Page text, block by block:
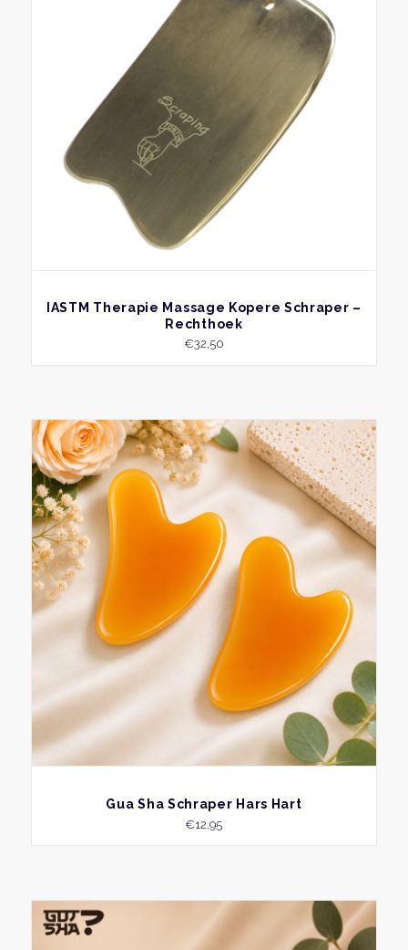
BEKIJK
IASTM Therapie Massage Kopere Schraper –
Rechthoek
€32,50
BEKIJK
Gua Sha Schraper Hars Hart
€12,95